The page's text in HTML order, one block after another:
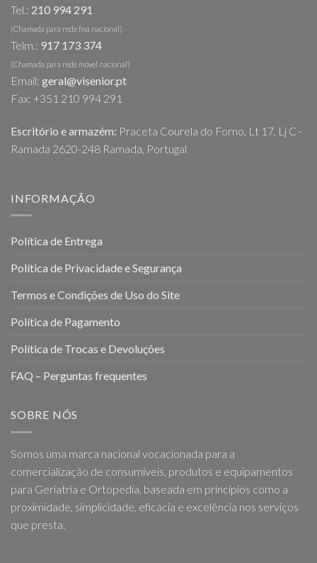
Tel.: 210 994 291
(Chamada para rede fixa nacional)
Telm.: 917 173 374
(Chamada para rede móvel nacional)
Email: geral@visenior.pt
Fax: +351 210 994 291
Escritório e armazém: Praceta Courela do Forno, Lt 17, Lj C -
Ramada 2620-248 Ramada, Portugal
INFORMAÇÃO
Política de Entrega
Política de Privacidade e Segurança
Termos e Condições de Uso do Site
Política de Pagamento
Política de Trocas e Devoluções
FAQ – Perguntas frequentes
SOBRE NÓS
Somos uma marca nacional vocacionada para a
comercialização de consumíveis, produtos e equipamentos
para Geriatria e Ortopedia, baseada em princípios como a
proximidade, simplicidade, eficácia e excelência nos serviços
que presta.